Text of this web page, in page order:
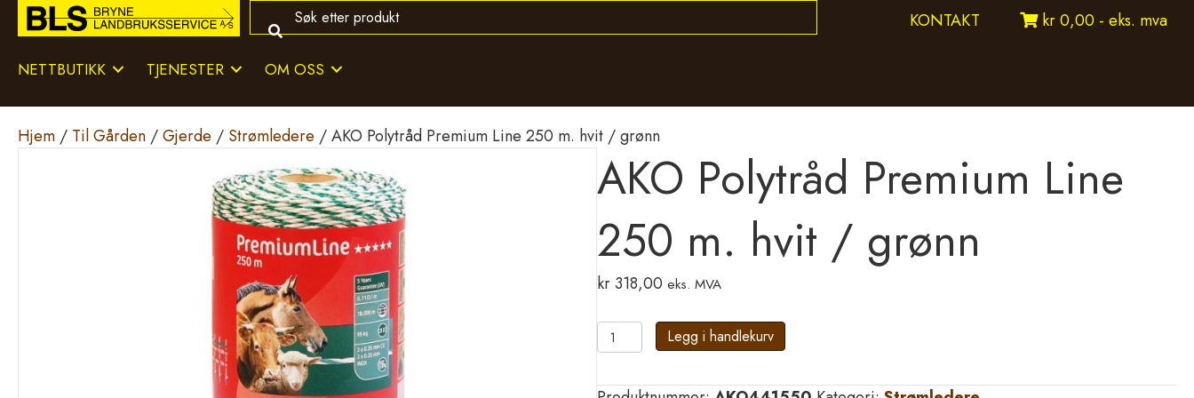
KONTAKT kr 0,00 - eks. mva
NETTBUTIKK TJENESTER OM OSS
Hjem / Til Gården /Gjerde / Strømledere / AKO Polytråd Premium Line 250 m. hvit / grønn
AKO Polytråd Premium Line
250 m. hvit / grønn
kr318,00 eks. MVA
AKO
Polytråd
Legg i handlekurv